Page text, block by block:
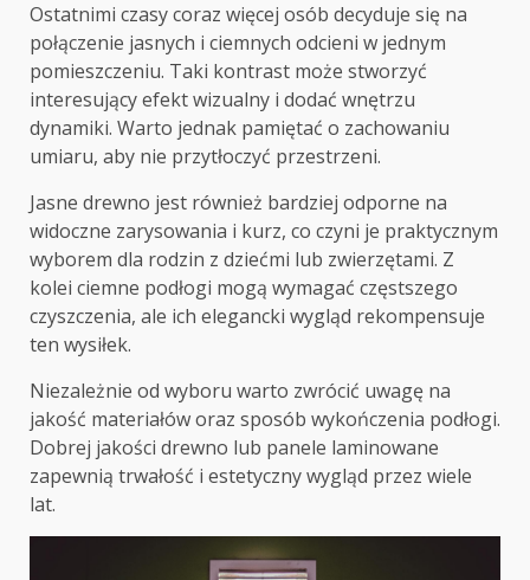
Ostatnimi czasy coraz więcej osób decyduje się na
połączenie jasnych i ciemnych odcieni w jednym
pomieszczeniu. Taki kontrast może stworzyć
interesujący efekt wizualny i dodać wnętrzu
dynamiki. Warto jednak pamiętać o zachowaniu
umiaru, aby nie przytłoczyć przestrzeni.
Jasne drewno jest również bardziej odporne na
widoczne zarysowania i kurz, co czyni je praktycznym
wyborem dla rodzin z dziećmi lub zwierzętami. Z
kolei ciemne podłogi mogą wymagać częstszego
czyszczenia, ale ich elegancki wygląd rekompensuje
ten wysiłek.
Niezależnie od wyboru warto zwrócić uwagę na
jakość materiałów oraz sposób wykończenia podłogi.
Dobrej jakości drewno lub panele laminowane
zapewnią trwałość i estetyczny wygląd przez wiele
lat.